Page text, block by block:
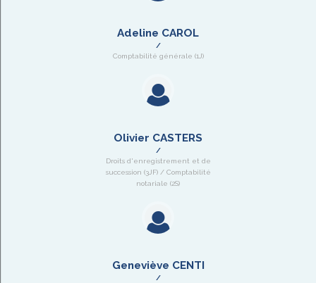
Adeline CAROL
Comptabilité générale (1J)
Olivier CASTERS
Droits d'enregistrement et de
succession (3JF) / Comptabilité
notariale (2S)
Geneviève CENTI